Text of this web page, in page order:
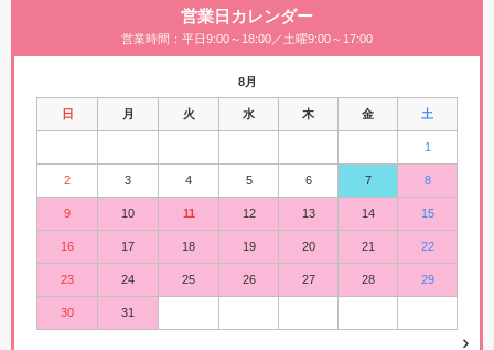
営業日カレンダー
営業時間：平日9:00～18:00／土曜9:00～17:00
8月
日 月 火 水 木 金 土
1
2 3 4 5 6 7 8
9 10 11 12 13 14 15
16 17 18 19 20 21 22
23 24 25 26 27 28 29
30 31